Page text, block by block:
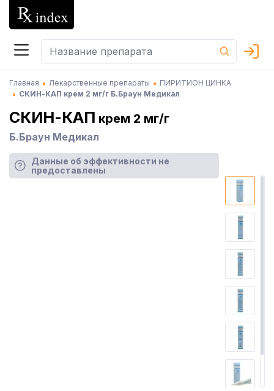
Главная Лекарственные препараты
ПИРИТИОН ЦИНКА
СКИН-КАП крем 2 мг/г Б.Браун Медикал
СКИН-КАП крем 2 мг/г
Б.Браун Медикал
Данные об эффективности не
предоставлены